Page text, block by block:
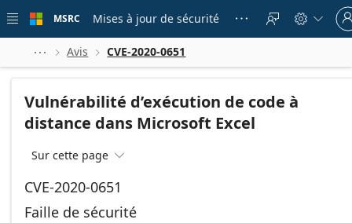
 main
MSRC Mises à jour de sécurité    
Sign
in
to
  Avis  CVE-2020-0651
Vulnérabilité d’exécution de code à
distance dans Microsoft Excel
Sur cette page 
CVE-2020-0651
Faille de sécurité